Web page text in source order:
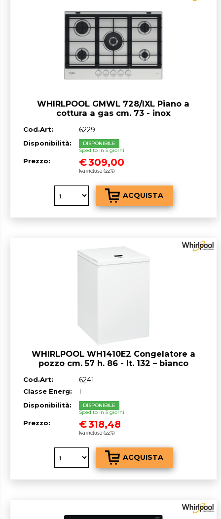
WHIRLPOOL GMWL 728/IXL Piano a
cottura a gas cm. 73 - inox
Cod.Art: 6229
Disponibilità:
DISPONIBILE
Spedito in 5 giorni
Prezzo: €309,00
Iva inclusa (22%)
WHIRLPOOL WH1410E2 Congelatore a
pozzo cm. 57 h. 86 - lt. 132 – bianco
Cod.Art: 6241
Classe Energ: F
Disponibilità:
DISPONIBILE
Spedito in 5 giorni
Prezzo: €318,48
Iva inclusa (22%)